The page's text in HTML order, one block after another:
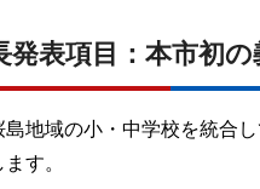
発表項目：本市初
島地域の小・中学校を統合
す。